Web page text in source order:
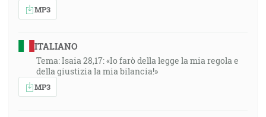
MP3
ITALIANO
Tema: Isaia 28,17: «Io farò della legge la mia regola e
della giustizia la mia bilancia!»
MP3